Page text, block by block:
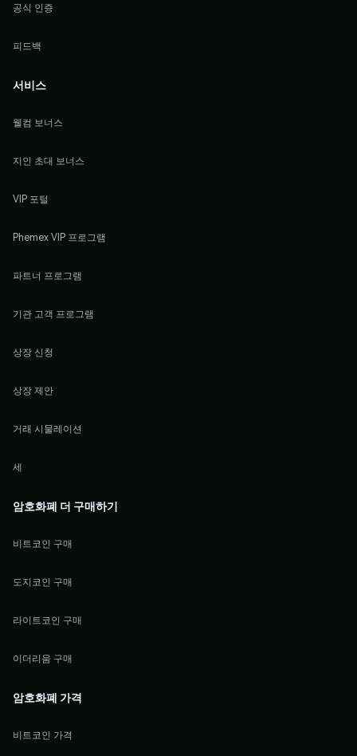
공식 인증
피드백
서비스
웰컴 보너스
지인 초대 보너스
VIP 포털
Phemex VIP 프로그램
파트너 프로그램
기관 고객 프로그램
상장 신청
상장 제안
거래 시물레이션
세
암호화폐 더 구매하기
비트코인 구매
도지코인 구매
라이트코인 구매
이더리움 구매
암호화폐 가격
비트코인 가격